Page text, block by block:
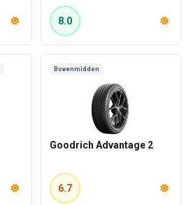
8.0
Bovenmidden
Goodrich Advantage 2
6.7